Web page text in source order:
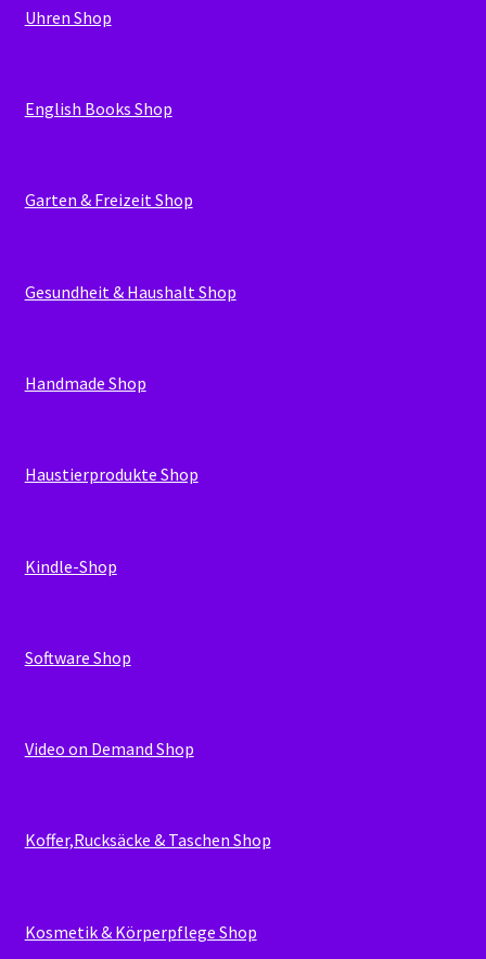
Uhren Shop
English Books Shop
Garten & Freizeit Shop
Gesundheit & Haushalt Shop
Handmade Shop
Haustierprodukte Shop
Kindle-Shop
Software Shop
Video on Demand Shop
Koffer,Rucksäcke & Taschen Shop
Kosmetik & Körperpflege Shop